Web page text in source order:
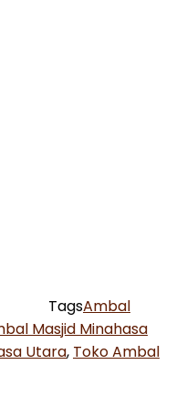
TagsAmbal
Masjid Minahasa
Utara, Toko Ambal